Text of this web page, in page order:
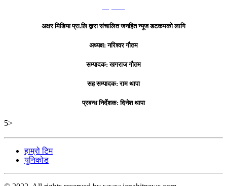
अक्षर मिडिया प्रा.लि द्वारा संचालित जनहित न्यूज डटकमको लागि
अध्यक्ष: नरिश्वर गौतम
सम्पादक: खगराज गौतम
सह सम्पादक: राम थापा
प्रबन्ध निर्देशक: दिनेश थापा
5>
हाम्रो टिम
युनिकोड